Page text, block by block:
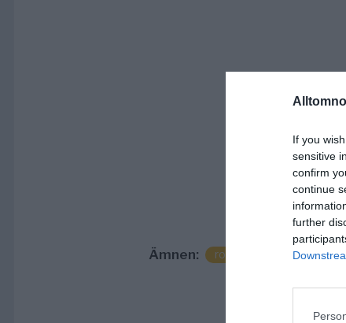
If you
sensitive
confirm
continue
further
Ämnen: roslagen sol